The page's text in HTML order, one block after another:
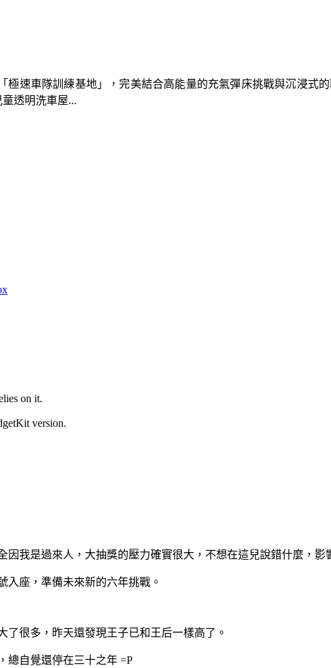
極速車隊訓練基地」，完美結合高能量的充氣彈床挑戰與沉浸式
透明洗車屋...
on it.
version.
我是過來人，大抽獎的壓力確實很大，不想在這兒說錯什麼，影
入座，準備未來新的六年挑戰。
很多，昨天還發現王子已和王后一樣高了。
總自覺還停在三十之年 =P